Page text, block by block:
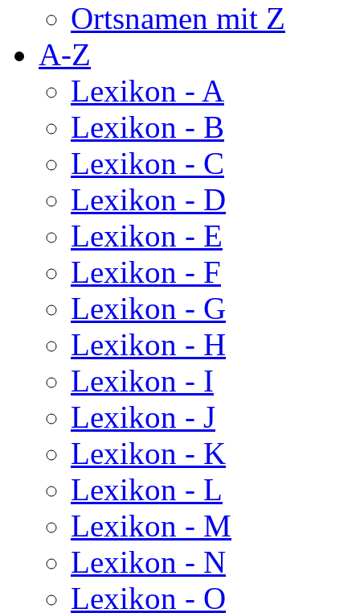
Ortsnamen mit Z
A-Z
Lexikon - A
Lexikon - B
Lexikon - C
Lexikon - D
Lexikon - E
Lexikon - F
Lexikon - G
Lexikon - H
Lexikon - I
Lexikon - J
Lexikon - K
Lexikon - L
Lexikon - M
Lexikon - N
Lexikon - O